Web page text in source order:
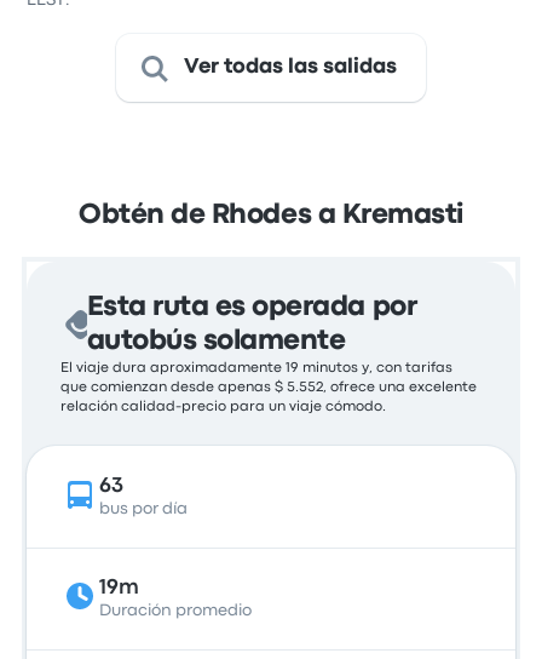
Ver todas las salidas
Obtén de Rhodes a Kremasti
Esta ruta es operada por
autobús solamente
El viaje dura aproximadamente 19 minutos y, con tarifas
que comienzan desde apenas $ 5.552, ofrece una excelente
relación calidad-precio para un viaje cómodo.
63
bus por día
19m
Duración promedio